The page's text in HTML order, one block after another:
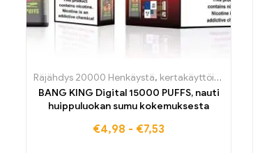
Räjähdys 20000 Henkäystä, kertakäyttöiset E-savut
BANG KING Digital 15000 PUFFS, nauti
huippuluokan sumu kokemuksesta
€4,98 - €7,53